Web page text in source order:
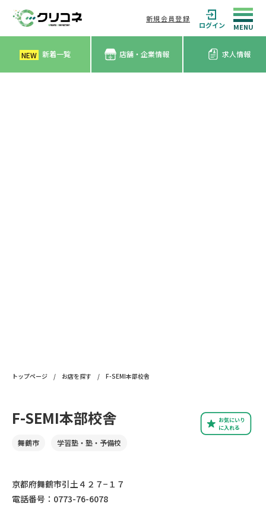
新規会員登録
ログイン
NEW 新着一覧 店舗・企業情報 求人情報
トップページ / お店を探す / F-SEMI本部校舎
お気にいり
に入れる
F-SEMI本部校舎
舞鶴市 学習塾・塾・予備校
京都府舞鶴市引土４２７−１７
電話番号：0773-76-6078